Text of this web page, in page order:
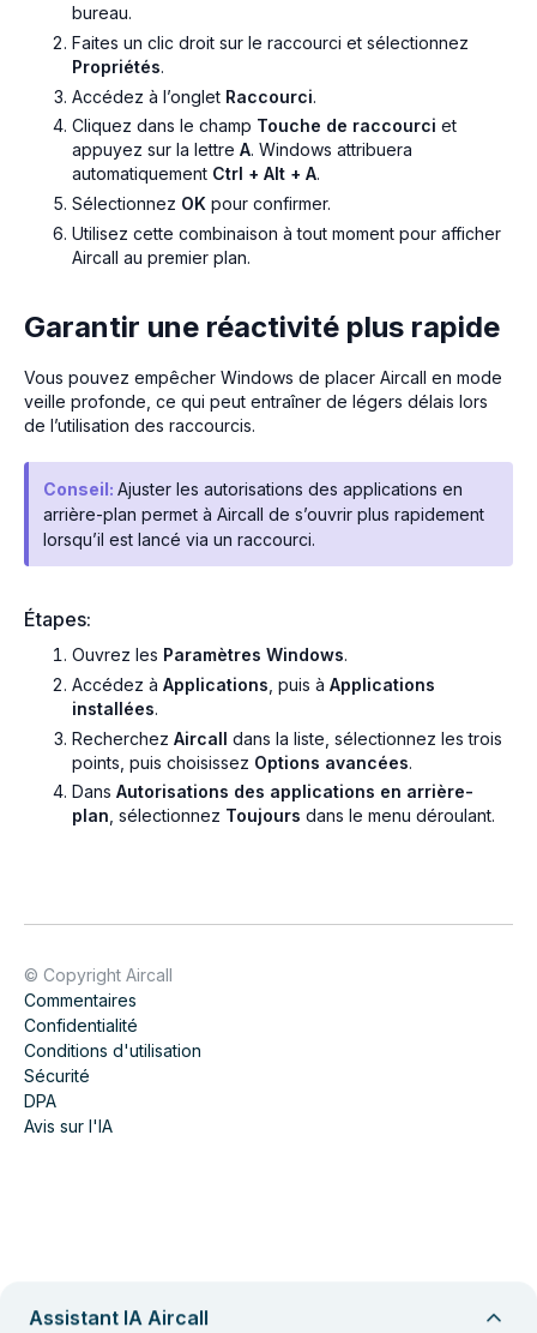
bureau.
Faites un clic droit sur le raccourci et sélectionnez
Propriétés.
Accédez à l’onglet Raccourci.
Cliquez dans le champ Touche de raccourci et
appuyez sur la lettre A. Windows attribuera
automatiquement Ctrl + Alt + A.
Sélectionnez OK pour confirmer.
Utilisez cette combinaison à tout moment pour afficher
Aircall au premier plan.
Garantir une réactivité plus rapide
Vous pouvez empêcher Windows de placer Aircall en mode
veille profonde, ce qui peut entraîner de légers délais lors
de l’utilisation des raccourcis.
Conseil: Ajuster les autorisations des applications en
arrière-plan permet à Aircall de s’ouvrir plus rapidement
lorsqu’il est lancé via un raccourci.
Étapes:
Ouvrez les Paramètres Windows.
Accédez à Applications , puis à Applications
installées.
Recherchez Aircall dans la liste, sélectionnez les trois
points, puis choisissez Options avancées.
Dans Autorisations des applications en arrière-
plan , sélectionnez Toujours dans le menu déroulant.
© Copyright Aircall
Commentaires
Confidentialité
Conditions d'utilisation
Sécurité
DPA
Avis sur l'IA
Assistant IA Aircall